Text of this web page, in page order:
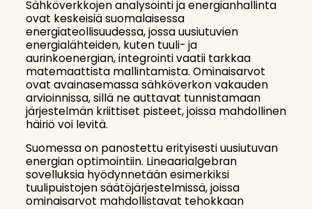
Sähköverkkojen analysointi ja energianhallinta
ovat keskeisiä suomalaisessa
energiateollisuudessa, jossa uusiutuvien
energialähteiden, kuten tuuli- ja
aurinkoenergian, integrointi vaatii tarkkaa
matemaattista mallintamista. Ominaisarvot
ovat avainasemassa sähköverkon vakauden
arvioinnissa, sillä ne auttavat tunnistamaan
järjestelmän kriittiset pisteet, joissa mahdollinen
häiriö voi levitä.
Suomessa on panostettu erityisesti uusiutuvan
energian optimointiin. Lineaarialgebran
sovelluksia hyödynnetään esimerkiksi
tuulipuistojen säätöjärjestelmissä, joissa
ominaisarvot mahdollistavat tehokkaan